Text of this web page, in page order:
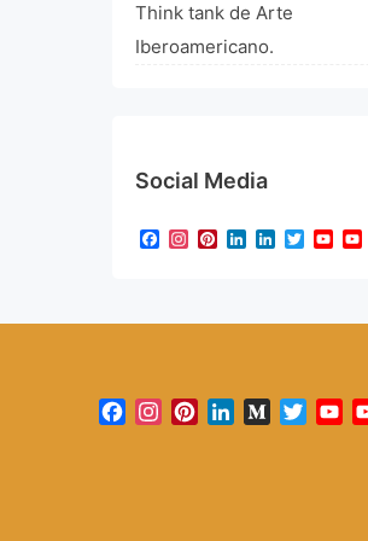
Think tank de Arte
Iberoamericano.
Social Media
Facebook
Instagram
Pinterest
LinkedIn
LinkedIn
Twitter
Facebook
Instagram
PinterestLinkedInMedium